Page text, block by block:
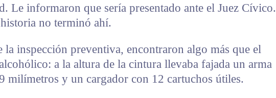
Le informaron que sería presentado ante el Juez Cívico.
no terminó ahí.
la inspección preventiva, encontraron algo más que el
a la altura de la cintura llevaba fajada un arma
milímetros y un cargador con 12 cartuchos útiles.